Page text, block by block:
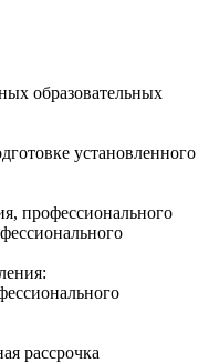
образовательных
установленного
профессионального
рассрочка